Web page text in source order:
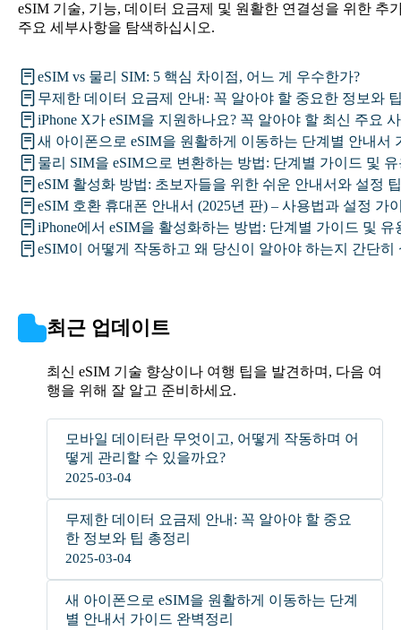
eSIM 기술, 기능, 데이터 요금제 및 원활한 연결성을 위한 추
주요 세부사항을 탐색하십시오.
eSIM vs 물리 SIM: 5 핵심 차이점, 어느 게 우수한가?
무제한 데이터 요금제 안내: 꼭 알아야 할 중요한 정보와
iPhone X가 eSIM을 지원하나요? 꼭 알아야 할 최신 주요
새 아이폰으로 eSIM을 원활하게 이동하는 단계별 안내서
물리 SIM을 eSIM으로 변환하는 방법: 단계별 가이드 및
eSIM 활성화 방법: 초보자들을 위한 쉬운 안내서와 설정
eSIM 호환 휴대폰 안내서 (2025년 판) – 사용법과 설정 가
iPhone에서 eSIM을 활성화하는 방법: 단계별 가이드 및 유
eSIM이 어떻게 작동하고 왜 당신이 알아야 하는지 간단히
최근 업데이트
최신 eSIM 기술 향상이나 여행 팁을 발견하며, 다음 여
행을 위해 잘 알고 준비하세요.
모바일 데이터란 무엇이고, 어떻게 작동하며 어
떻게 관리할 수 있을까요?
2025-03-04
무제한 데이터 요금제 안내: 꼭 알아야 할 중요
한 정보와 팁 총정리
2025-03-04
새 아이폰으로 eSIM을 원활하게 이동하는 단계
별 안내서 가이드 완벽정리